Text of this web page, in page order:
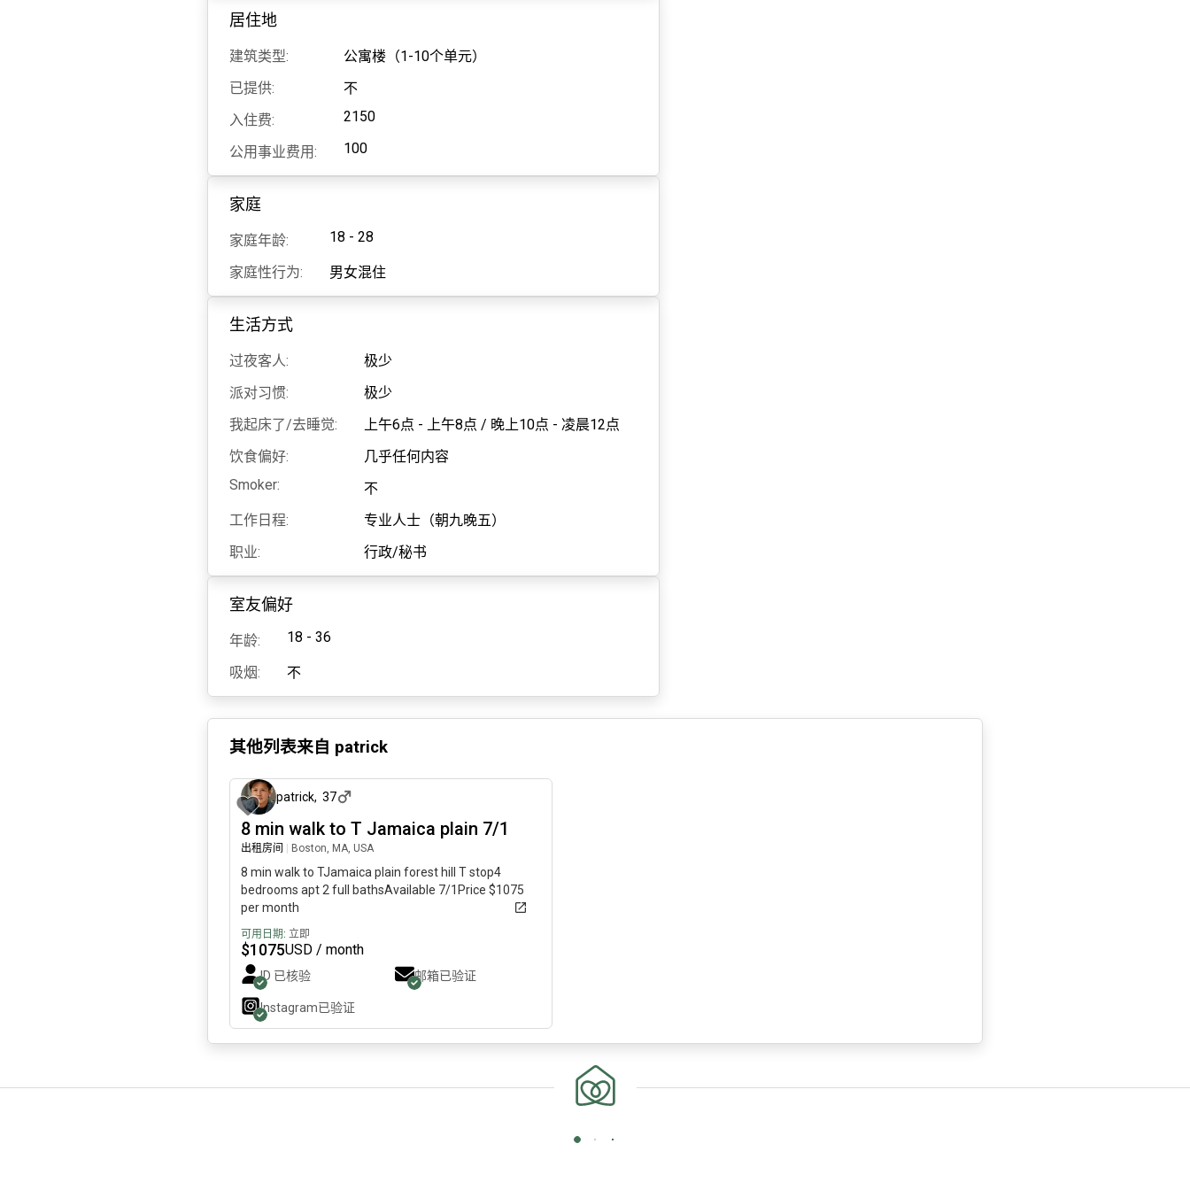
居住地
建筑类型:
公寓楼（1-10个单元）
已提供:
不
入住费:
2150
公用事业费用: 100
家庭
家庭年龄: 18 - 28
家庭性行为: 男女混住
生活方式
过夜客人:
极少
派对习惯:
极少
我起床了/去睡觉:
上午6点 - 上午8点 / 晚上10点 - 凌晨12点
饮食偏好:
几乎任何内容
Smoker:
不
工作日程:
专业人士（朝九晚五）
职业:
行政/秘书
室友偏好
年龄: 18 - 36
吸烟: 不
其他列表来自 patrick
patrick, 37
8 min walk to T Jamaica plain 7/1
出租房间 Boston, MA, USA
8 min walk to TJamaica plain forest hill T stop4
bedrooms apt 2 full bathsAvailable 7/1Price $1075
per month
可用日期: 立即
$1075USD / month
ID 已核验 邮箱已验证
Instagram已验证